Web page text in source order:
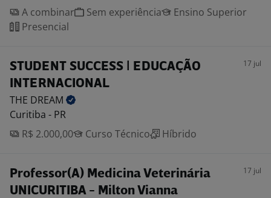
A combinar
Sem experiência
Ensino Superior
Presencial
STUDENT SUCCESS | EDUCAÇÃO
INTERNACIONAL
17 jul
THE DREAM
Curitiba - PR
R$ 2.000,00
Curso Técnico Híbrido
Professor(A) Medicina Veterinária
UNICURITIBA - Milton Vianna
17 jul